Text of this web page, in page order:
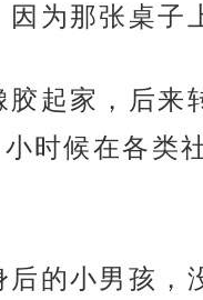
为那张桌子
起家，后
时候在各类
的小男孩，